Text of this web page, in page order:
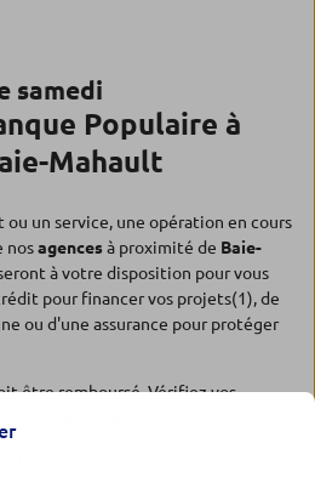
samedi
Populaire à
Mahault
un service, une opération en cours
nosagencesà proximité de Baie-
à votre disposition pour vous
pour financer vos projets(1), de
ou d'une assurance pour protéger
être remboursé. Vérifiez vos